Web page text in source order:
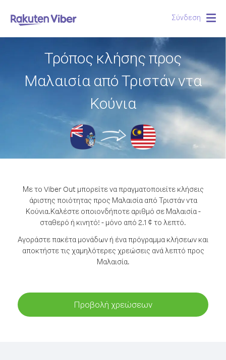
Σύνδεση
Τρόπος κλήσης προς
Μαλαισία από Τριστάν ντα
Κούνια
Με το Viber Out μπορείτε να πραγματοποιείτε κλήσεις
άριστης ποιότητας προς Μαλαισία από Τριστάν ντα
Κούνια.Καλέστε οποιονδήποτε αριθμό σε Μαλαισία -
σταθερό ή κινητό! - μόνο από 2.1 ¢ το λεπτό.
Αγοράστε πακέτα μονάδων ή ένα πρόγραμμα κλήσεων και
αποκτήστε τις χαμηλότερες χρεώσεις ανά λεπτό προς
Μαλαισία.
Προβολή χρεώσεων